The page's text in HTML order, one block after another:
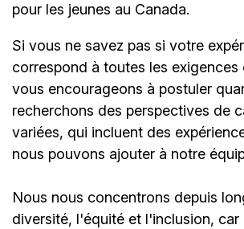
pour les jeunes au Canada.
Si vous ne savez pas si votre
correspond à toutes les exigences
vous encourageons à postuler
recherchons des perspectives de
variées, qui incluent des
nous pouvons ajouter à notre
Nous nous concentrons depuis
diversité, l'équité et l'inclusion, car